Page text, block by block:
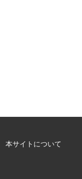
本サイトについて